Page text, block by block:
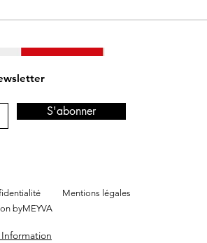
S'abonner
Mentions légales
byMEYVA